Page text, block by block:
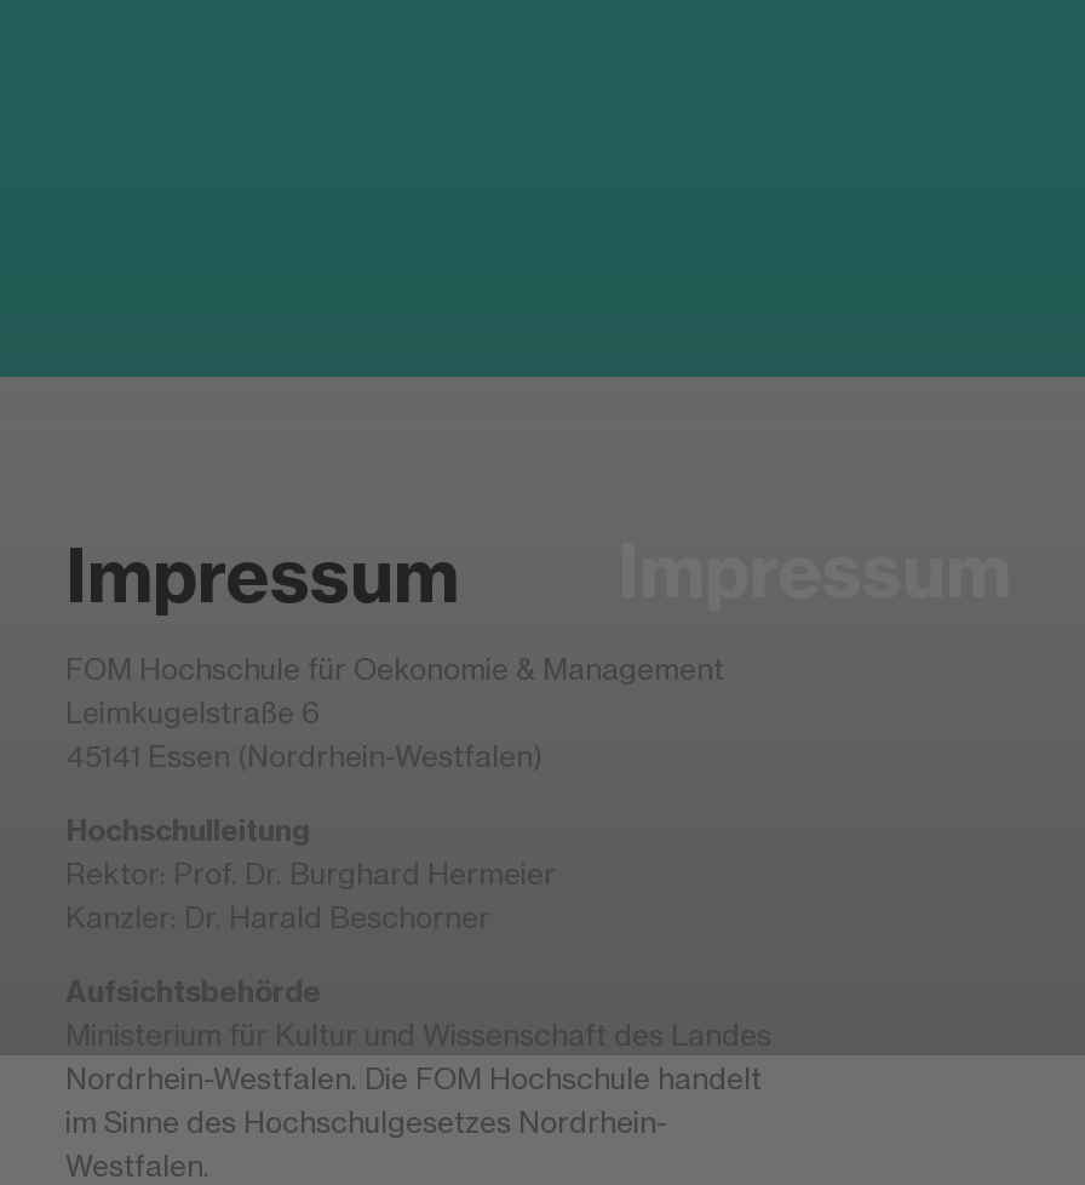
Impressum
FOM Hochschule für Oekonomie & Management
Leimkugelstraße 6
45141 Essen (Nordrhein-Westfalen)
Hochschulleitung
Rektor: Prof. Dr. Burghard Hermeier
Kanzler: Dr. Harald Beschorner
Aufsichtsbehörde
Nordrhein-Westfalen. Die FOM Hochschule handelt
im Sinne des Hochschulgesetzes Nordrhein-
Westfalen.